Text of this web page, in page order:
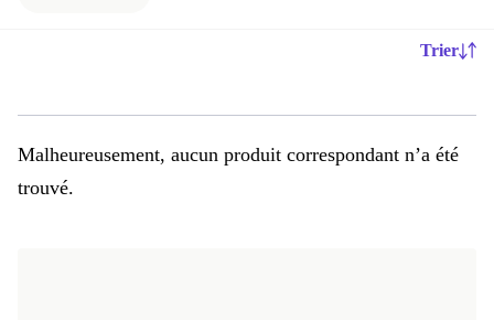
Trier
Malheureusement, aucun produit correspondant n’a été
trouvé.